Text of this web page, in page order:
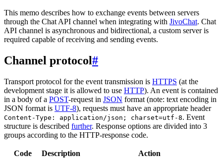
This memo describes how to exchange events between servers
through the Chat API channel when integrating with JivoChat. Chat
API channel is asynchronous and bidirectional, a custom server is
required capable of receiving and sending events.
Channel protocol#
Transport protocol for the event transmission is HTTPS (at the
development stage it is allowed to use HTTP). An event is contained
in a body of a POST-request in JSON format (note: text encoding in
JSON format is UTF-8), requests must have an appropriate header
Content-Type: application/json; charset=utf-8. Event
structure is described further. Response options are divided into 3
groups according to the HTTP-response code.
Code Description Action